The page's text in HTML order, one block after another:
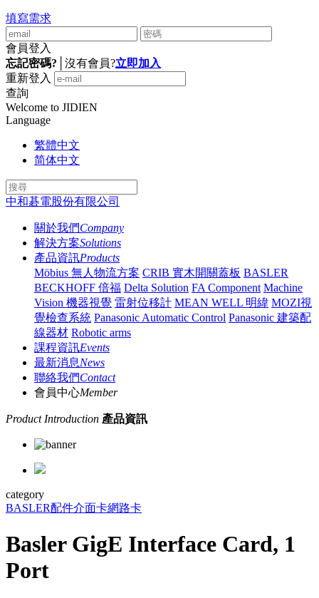
填寫需求
會員登入
忘記密碼?
沒有會員?立即加入
重新登入
查詢
Welcome to JIDIEN
Language
繁體中文
简体中文
中和碁電股份有限公司
關於我們Company
解決方案Solutions
產品資訊Products
Möbius 無人物流方案 CRIB 實木開關蓋板 BASLER
BECKHOFF 倍福 Delta Solution FA Component Machine
Vision 機器視覺 雷射位移計 MEAN WELL 明緯 MOZI視
覺檢查系統 Panasonic Automatic Control Panasonic 建築配
線器材 Robotic arms
課程資訊Events
最新消息News
聯絡我們Contact
會員中心Member
Product Introduction 產品資訊
category
BASLER配件介面卡網路卡
Basler GigE Interface Card, 1
Port